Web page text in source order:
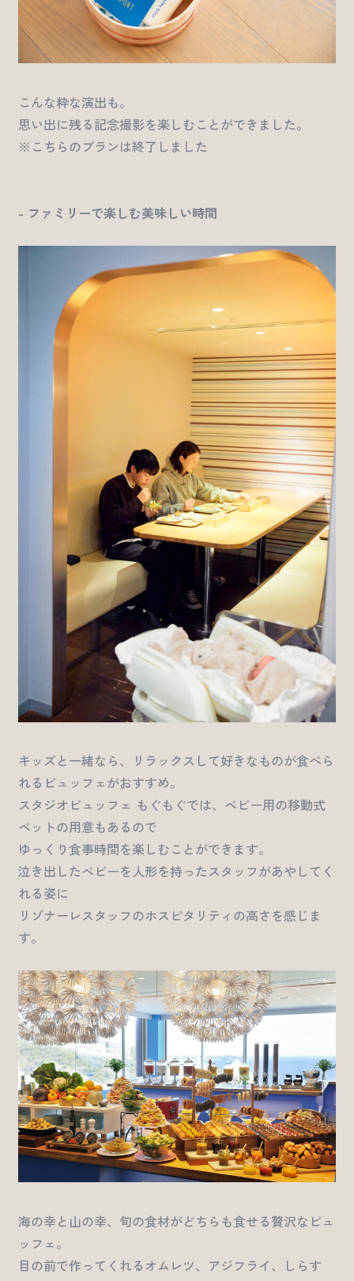
こんな粋な演出も。
思い出に残る記念撮影を楽しむことができました。
※こちらのプランは終了しました
- ファミリーで楽しむ美味しい時間
キッズと一緒なら、リラックスして好きなものが食べら
れるビュッフェがおすすめ。
スタジオビュッフェ もぐもぐでは、ベビー用の移動式
ベットの用意もあるので
ゆっくり食事時間を楽しむことができます。
泣き出したベビーを人形を持ったスタッフがあやしてく
れる姿に
リゾナーレスタッフのホスピタリティの高さを感じま
す。
海の幸と山の幸、旬の食材がどちらも食せる贅沢なビュ
ッフェ。
目の前で作ってくれるオムレツ、アジフライ、しらす